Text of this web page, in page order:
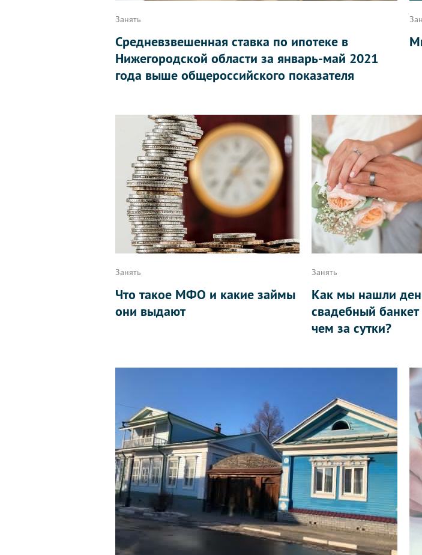
Занять
Средневзвешенная ставка по ипотеке в
Нижегородской области за январь-май 2021
года выше общероссийского показателя
Занять
Что такое МФО и какие займы
они выдают
Занять
Как мы нашли
свадебный
чем за сутки?